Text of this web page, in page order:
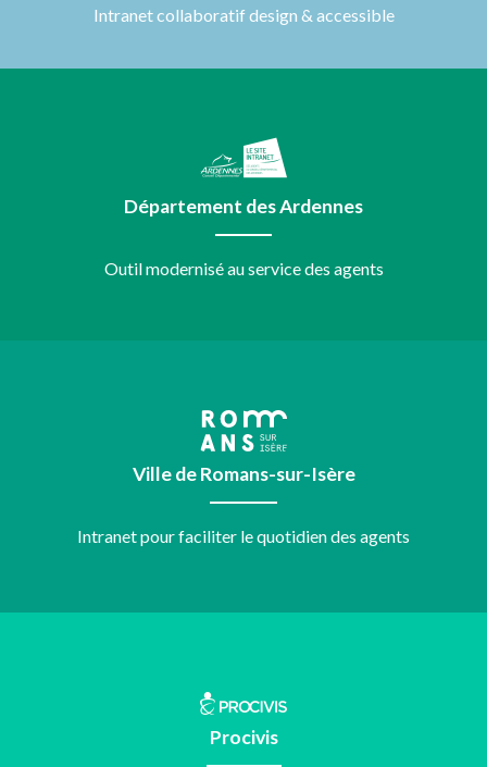
Intranet collaboratif design & accessible
Département des Ardennes
Outil modernisé au service des agents
Ville de Romans-sur-Isère
Intranet pour faciliter le quotidien des agents
Procivis